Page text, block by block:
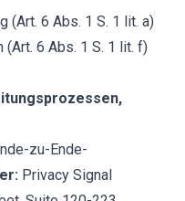
(Art. 6 Abs. 1 S. 1 lit. a)
(Art. 6 Abs. 1 S. 1 lit. f)
zu-Ende-
Privacy Signal